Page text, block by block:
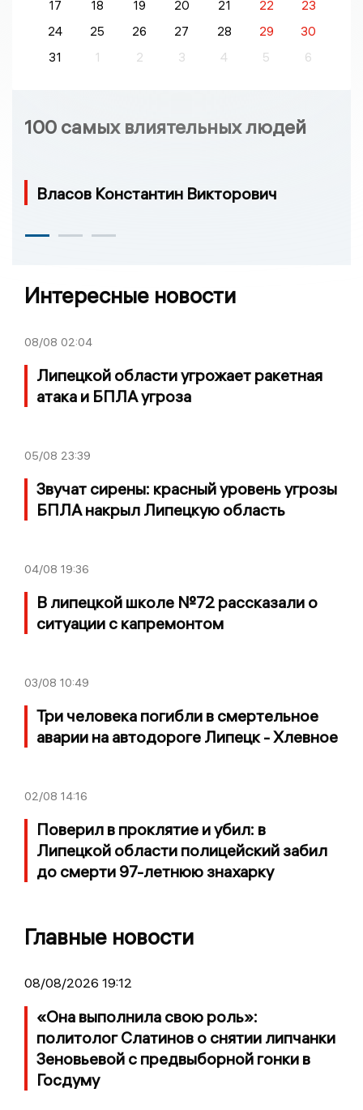
17 18 19 20 21 22
23
24
25 26 27 28 29
30
31
1 2 3 4 5 6
100 самых влиятельных людей
Власов Константин Викторович
Интересные новости
08/08 02:04
Липецкой области угрожает ракетная
атака и БПЛА угроза
05/08 23:39
Звучат сирены: красный уровень угрозы
БПЛА накрыл Липецкую область
04/08 19:36
В липецкой школе №72 рассказали о
ситуации с капремонтом
03/08 10:49
Три человека погибли в смертельное
аварии на автодороге Липецк - Хлевное
02/08 14:16
Поверил в проклятие и убил: в
Липецкой области полицейский забил
до смерти 97-летнюю знахарку
Главные новости
08/08/2026 19:12
«Она выполнила свою роль»:
политолог Слатинов о снятии липчанки
Зеновьевой с предвыборной гонки в
Госдуму